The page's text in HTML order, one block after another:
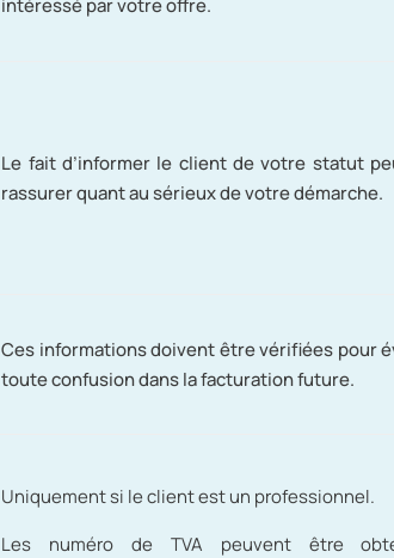
intéressé par votre offre.
Le fait d’informer le client de votre statut
rassurer quant au sérieux de votre démarche.
Ces informations doivent être vérifiées pour
toute confusion dans la facturation future.
Uniquement si le client est un professionnel.
Les numéro de TVA peuvent être